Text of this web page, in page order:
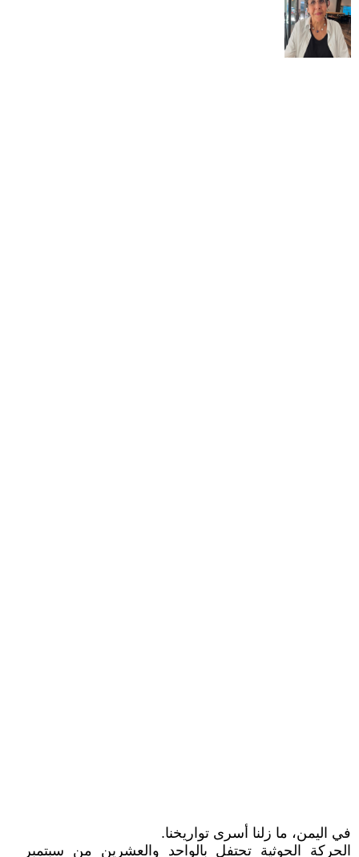
في اليمن، ما زلنا أسرى تواريخنا.
الحركة الحوثية تحتفل بالواحد والعشرين من سبتمبر